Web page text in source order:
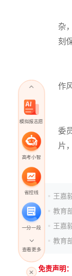
会
杂
刻
会
作
驻
委
片
王嘉
教育
王嘉
免责声明：
模拟报志愿
高考小智
省控线
一分一段
高考直播
查看更多